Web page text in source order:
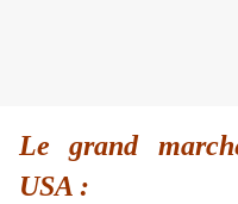
Le grand
USA :